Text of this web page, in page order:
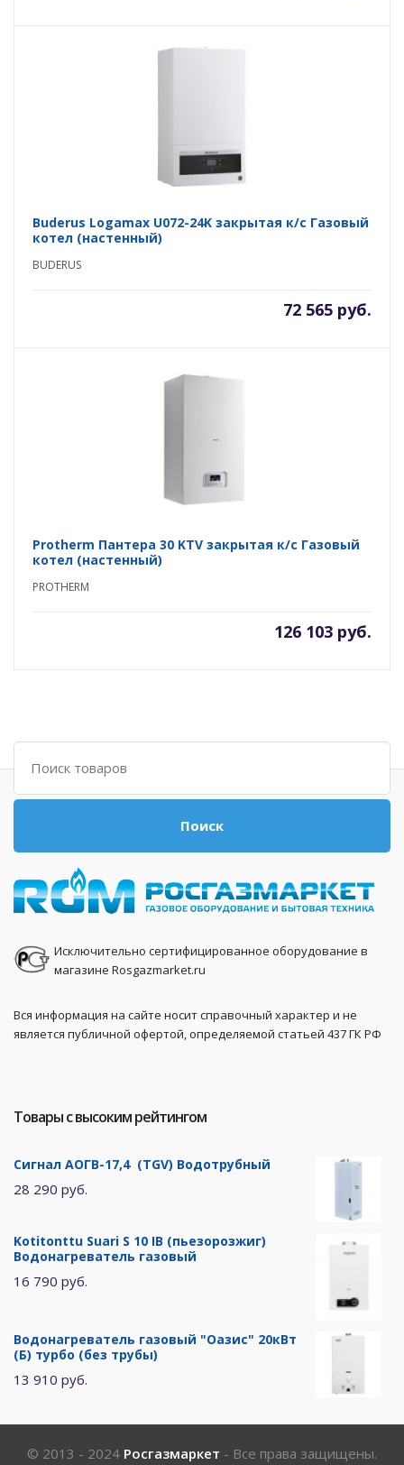
Buderus Logamax U072-24K закрытая к/с Газовый
котел (настенный)
BUDERUS
72 565 руб.
Protherm Пантера 30 KTV закрытая к/с Газовый
котел (настенный)
PROTHERM
126 103 руб.
Поиск
Поиск
Исключительно сертифицированное оборудование в
магазине Rosgazmarket.ru
Вся информация на сайте носит справочный характер и не
является публичной офертой, определяемой статьей 437 ГК РФ
Товары с высоким рейтингом
Сигнал АОГВ-17,4 (TGV) Водотрубный
28 290 руб.
Kotitonttu Suari S 10 IB (пьезорозжиг)
Водонагреватель газовый
16 790 руб.
Водонагреватель газовый "Оазис" 20кВт
(Б) турбо (без трубы)
13 910 руб.
© 2013 - 2024 Росгазмаркет - Все права защищены.